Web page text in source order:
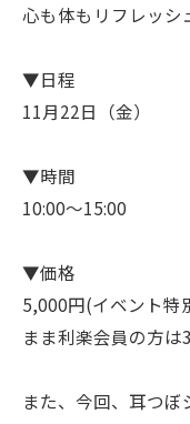
心も体もリフレッシ
▼日程
11月22日（金）
▼時間
10:00〜15:00
▼価格
5,000円(イベント特
まま利楽会員の方は
また、今回、耳つ